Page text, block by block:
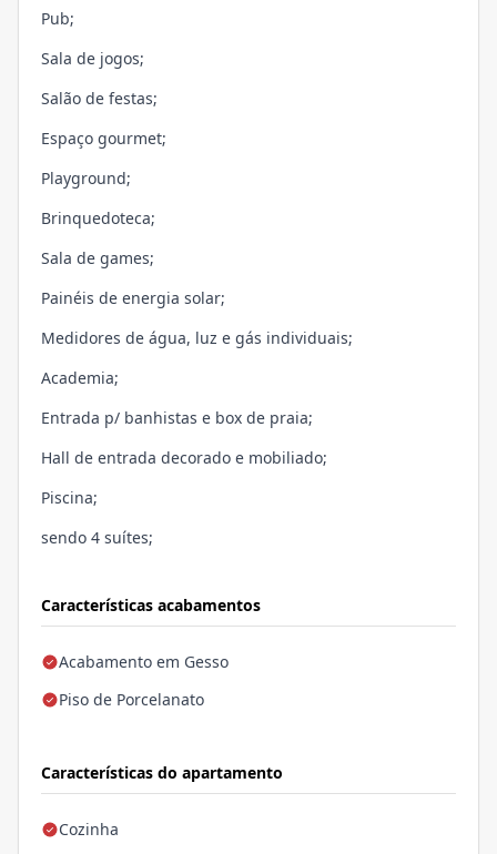
Características acabamentos
Acabamento em Gesso
Piso de Porcelanato
Características do apartamento
Cozinha
Pub;
Sala de jogos;
Salão de festas;
Espaço gourmet;
Playground;
Brinquedoteca;
Sala de games;
Painéis de energia solar;
Medidores de água, luz e gás individuais;
Academia;
Entrada p/ banhistas e box de praia;
Hall de entrada decorado e mobiliado;
Piscina;
sendo 4 suítes;